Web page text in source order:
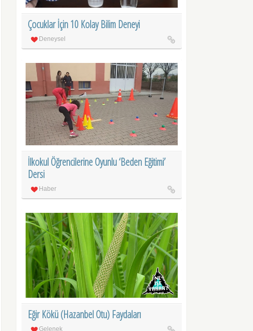
Çocuklar İçin 10 Kolay Bilim Deneyi
Deneysel
İlkokul Öğrencilerine Oyunlu ‘Beden Eğitimi’
Dersi
Haber
Eğir Kökü (Hazanbel Otu) Faydaları
Gelenek